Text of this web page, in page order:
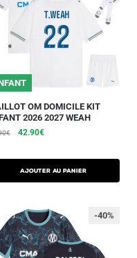
OM DOMICILE KIT
2026 2027 WEAH
€ 42.90€
AJOUTER AU PANIER
-40%